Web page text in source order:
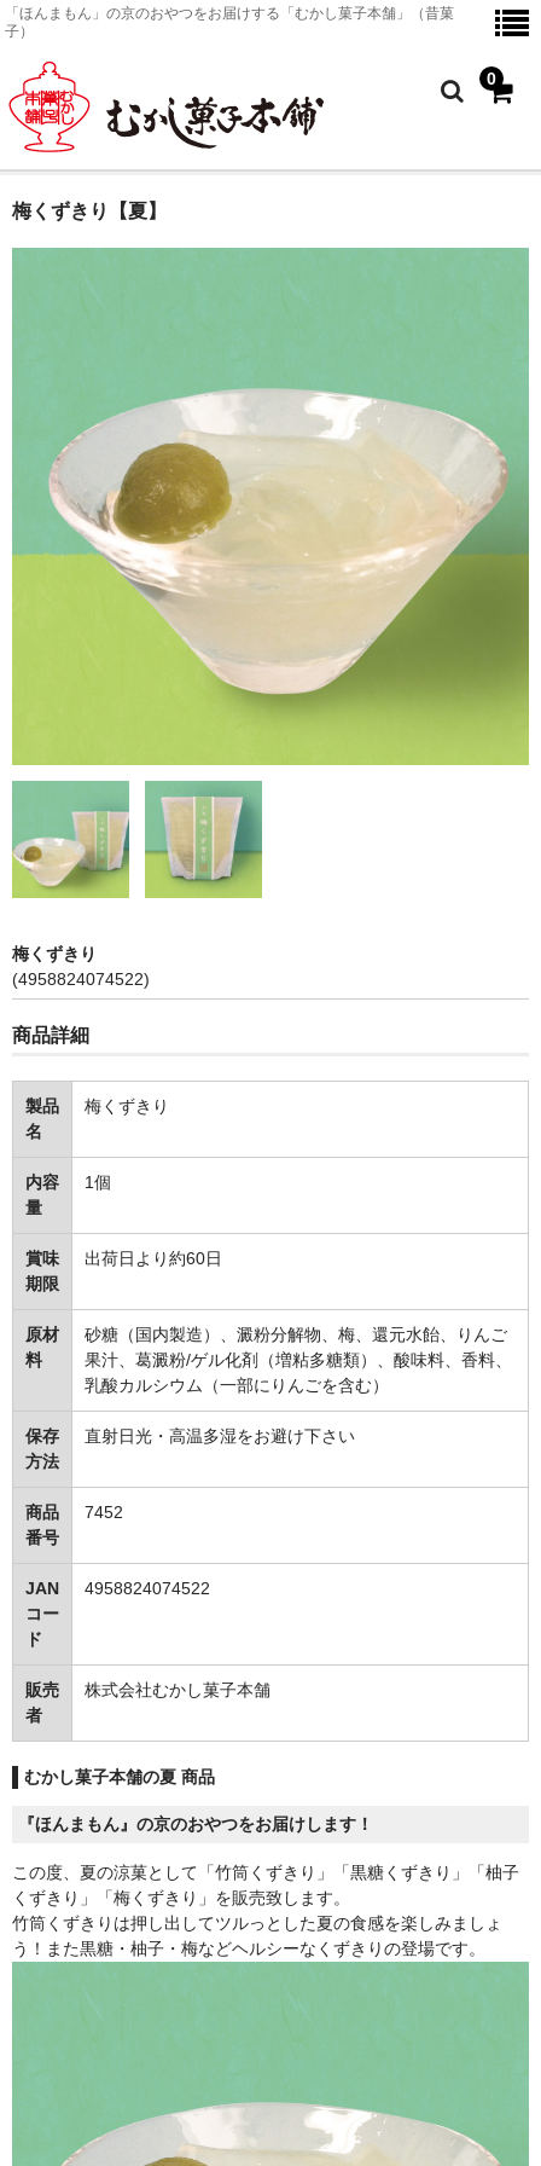
「ほんまもん」の京のおやつをお届けする「むかし菓子本舗」（昔菓
子）
0
ホーム
金平糖
塗皿
琥珀
ご利用ガイド
プライバシーポリシー
特定商取引に関する表示
メンバー
梅くずきり【夏】
梅くずきり
(4958824074522)
商品詳細
製品
名
梅くずきり
内容
量
1個
賞味
期限
出荷日より約60日
原材
料
砂糖（国内製造）、澱粉分解物、梅、還元水飴、りんご
果汁、葛澱粉/ゲル化剤（増粘多糖類）、酸味料、香料、
乳酸カルシウム（一部にりんごを含む）
保存
方法
直射日光・高温多湿をお避け下さい
商品
番号
7452
JAN
コー
ド
4958824074522
販売
者
株式会社むかし菓子本舗
むかし菓子本舗の夏 商品
『ほんまもん』の京のおやつをお届けします！
この度、夏の涼菓として「竹筒くずきり」「黒糖くずきり」「柚子
くずきり」「梅くずきり」を販売致します。
竹筒くずきりは押し出してツルっとした夏の食感を楽しみましょ
う！また黒糖・柚子・梅などヘルシーなくずきりの登場です。